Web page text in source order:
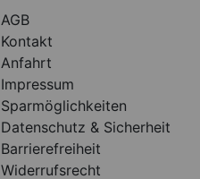
AGB
Kontakt
Anfahrt
Impressum
Sparmöglichkeiten
Datenschutz & Sicherheit
Barrierefreiheit
Widerrufsrecht